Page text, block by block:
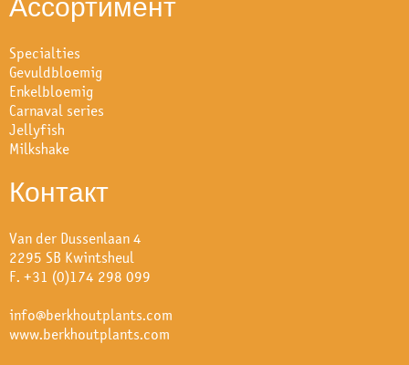
Specialties
Gevuldbloemig
Enkelbloemig
Carnaval series
Jellyfish
Milkshake
Контакт
Van der Dussenlaan 4
2295 SB Kwintsheul
F. +31 (0)174 298 099
info@berkhoutplants.com
www.berkhoutplants.com